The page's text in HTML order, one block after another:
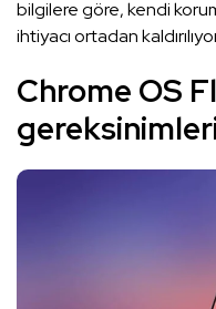
bilgilere göre, kendi
ihtiyacı ortadan
Chrome OS